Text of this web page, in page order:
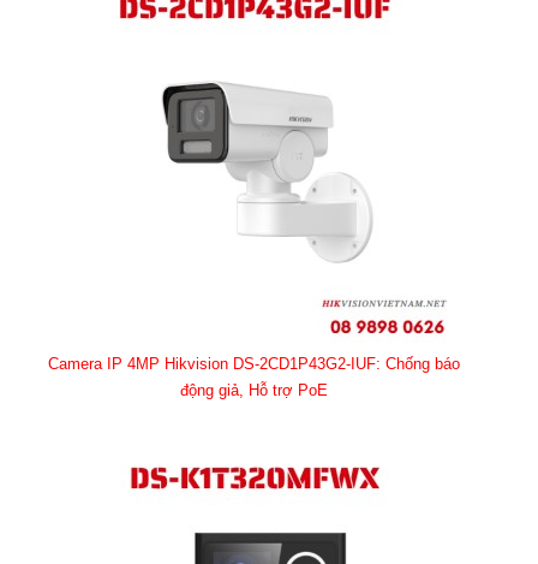
Camera IP 4MP Hikvision DS-2CD1P43G2-IUF: Chống báo
động giả, Hỗ trợ PoE